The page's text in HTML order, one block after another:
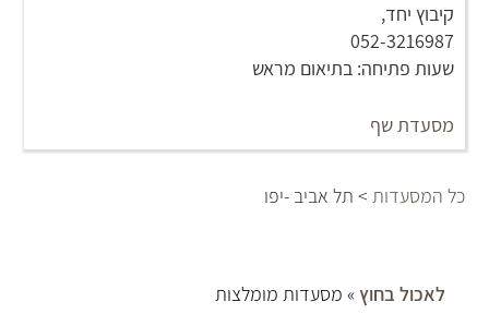
קיבוץ יחד,
052-3216987
שעות פתיחה: בתיאום מראש
מסעדת שף
כל המסעדות > תל אביב -יפו
לאכול בחוץ » מסעדות מומלצות